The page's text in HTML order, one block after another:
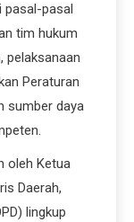
pasal-pasal
tim hukum
pelaksanaan
Peraturan
sumber daya
oleh Ketua
Daerah,
lingkup